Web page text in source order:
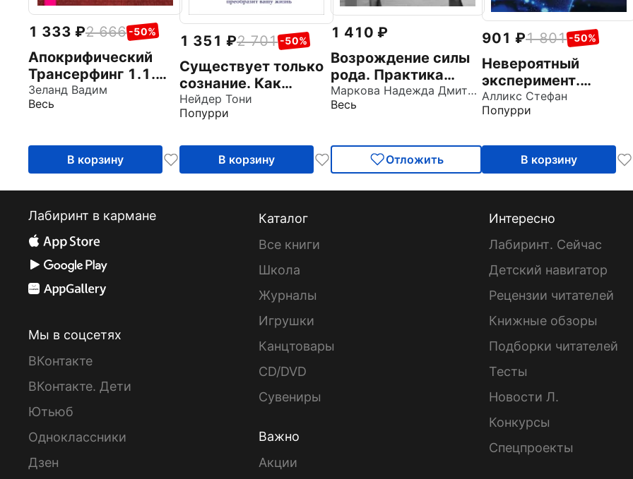
1 333 2 666 -50%
Апокрифический
Трансерфинг 1.1.
Новое издание
Зеланд Вадим
Весь
В корзину
1 351 2 701 -50%
Существует только
сознание. Как
осознанность
преобразит вашу
Нейдер Тони
Попурри
В корзину
1 410
Возрождение силы
рода. Практика
системных
расстановок
Маркова Надежда Дмитриевна
Весь
Отложить
901 1 801 -50%
Невероятный
эксперимент.
Загробная жизнь
существует?
Алликс Стефан
Попурри
В корзину
Лабиринт в кармане
Мы в соцсетях
ВКонтакте
ВКонтакте. Дети
Ютьюб
Одноклассники
Дзен
Каталог
Все книги
Школа
Журналы
Игрушки
Канцтовары
CD/DVD
Сувениры
Важно
Акции
Интересно
Лабиринт. Сейчас
Детский навигатор
Рецензии читателей
Книжные обзоры
Подборки читателей
Тесты
Новости Л.
Конкурсы
Спецпроекты